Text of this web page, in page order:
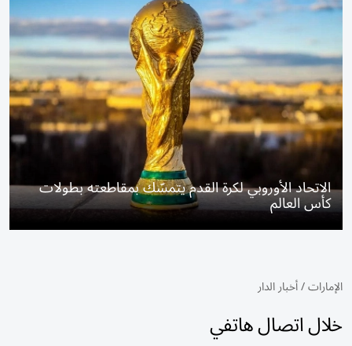
الاتحاد الأوروبي لكرة القدم يتمسّك بمقاطعته بطولات
كأس العالم
الإمارات/أخبار الدار
خلال اتصال هاتفي